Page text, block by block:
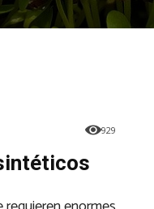
929